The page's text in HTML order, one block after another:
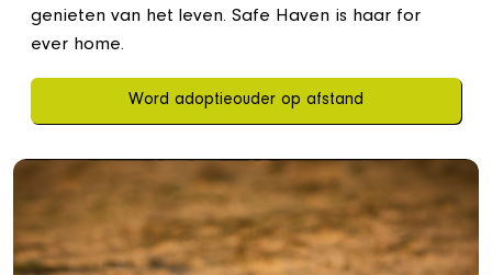
genieten van het leven. Safe Haven is haar for
ever home.
Word adoptieouder op afstand